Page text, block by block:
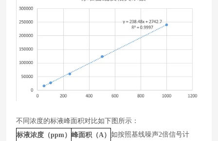
不同浓度的标液峰面积对比如下图所示：
标液浓度（ppm） 峰面积（A） 如按照基线噪声2倍信号计